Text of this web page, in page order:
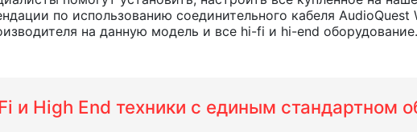
по использованию соединительного кабеля AudioQuest
на данную модель и все hi-fi и hi-end оборудование.
и High End техники с единым стандартном